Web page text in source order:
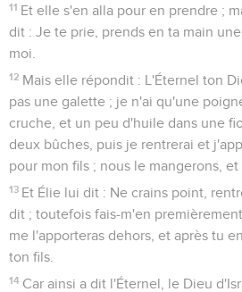
11 Et elle s'en alla pour en prendre ;
dit : Je te prie, prends en ta main
moi.
12 Mais elle répondit : L'Éternel ton
pas une galette ; je n'ai qu'une
cruche, et un peu d'huile dans une
deux bûches, puis je rentrerai et
pour mon fils ; nous le mangerons, et
13 Et Élie lui dit : Ne crains point,
dit ; toutefois fais-m'en
me l'apporteras dehors, et après tu
ton fils.
14 Car ainsi a dit l'Éternel, le Dieu